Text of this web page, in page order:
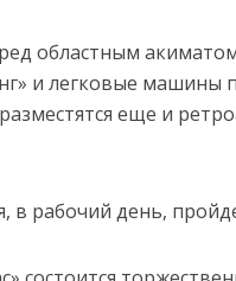
областным
и легковые машины
еще и
в рабочий день,